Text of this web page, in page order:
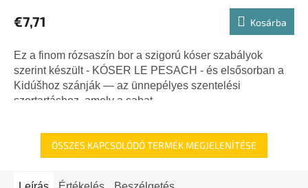
€7,71 Kosárba
Ez a finom rózsaszín bor a szigorú kóser szabályok
szerint készült - KÓSER LE PESACH - és elsősorban a
Kidúšhoz szánják — az ünnepélyes szentelési
szertartáshoz, amely a sabat...
ÖSSZES KAPCSOLÓDÓ TERMÉK MEGJELENÍTÉSE